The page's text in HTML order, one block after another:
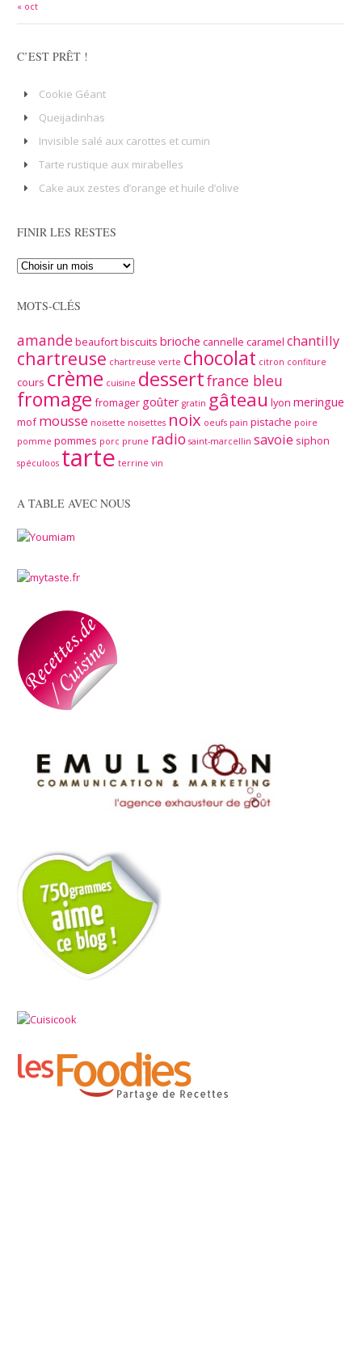
« oct
C’EST PRÊT !
Cookie Géant
Queijadinhas
Invisible salé aux carottes et cumin
Tarte rustique aux mirabelles
Cake aux zestes d’orange et huile d’olive
FINIR LES RESTES
MOTS-CLÉS
amandebeaufortbiscuits brioche cannelle caramel chantilly
chartreuse chartreuse verte chocolat citron confiture
cours crème cuisine dessertfrance bleu
fromage fromager goûter gratin gâteau lyon meringue
mof mousse noisette noisettes noix oeufs pain pistache poire
pomme pommes porc prune radio saint-marcellin savoie siphon
spéculoos tarte terrine vin
A TABLE AVEC NOUS